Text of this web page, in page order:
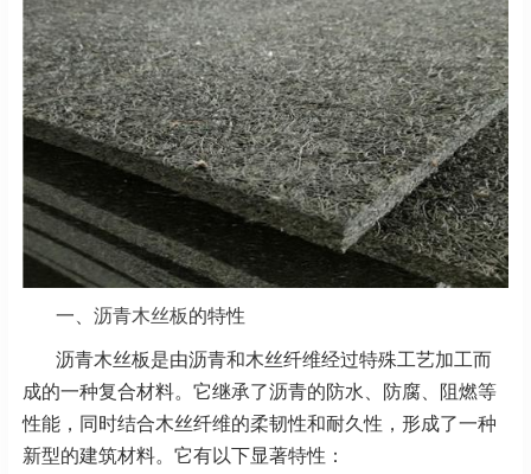
一、 沥青木丝板的特性
沥青木丝板是由沥青和木丝纤维经过特殊工艺加工而
成的一种复合材料。它继承了沥青的防水、防腐、阻燃等
性能，同时结合木丝纤维的柔韧性和耐久性，形成了一种
新型的建筑材料。它有以下显著特性：